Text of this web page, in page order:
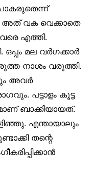
പോകരുതെന്ന്
അത് വക വെക്കാതെ
എത്തി.
മല വര്‍ഗക്കാര്‍
നാശം വരുത്തി.
അവര്‍
പട്ടാളം കൂട്ട
ബാക്കിയായത്.
എന്തായാലും
തന്റെ